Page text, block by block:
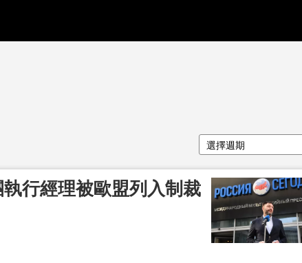
選擇週期
行經理被歐盟列入制裁